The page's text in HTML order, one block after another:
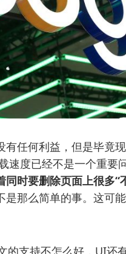
任何利益，但是毕竟
速度已经不是一个重要
时要删除页面上很多“
那么简单的事。这可
支持不怎么好，UI还